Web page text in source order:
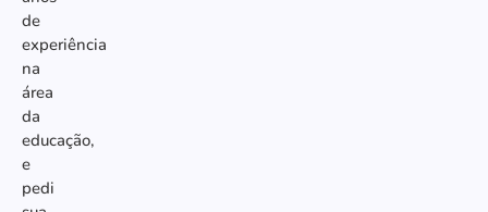
de
experiência
na
área
da
educação,
e
pedi